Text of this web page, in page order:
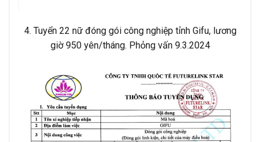
4. Tuyển 22 nữ đóng gói công nghiệp tỉnh Gifu, lương
giờ 950 yên/tháng. Phỏng vấn 9.3.2024